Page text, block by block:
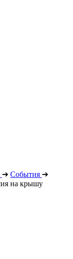
➔ События ➔
на крышу